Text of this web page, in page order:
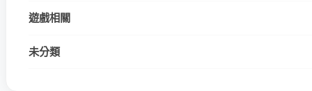
遊戲相關
未分類